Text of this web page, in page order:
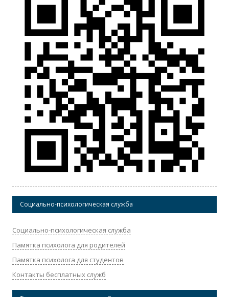
Социально-психологическая служба
Социально-психологическая служба
Памятка психолога для родителей
Памятка психолога для студентов
Контакты бесплатных служб